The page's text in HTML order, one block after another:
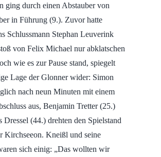
ging durch einen Abstauber von
in Führung (9.). Zuvor hatte
Schlussmann Stephan Leuverink
von Felix Michael nur abklatschen
wie es zur Pause stand, spiegelt
Lage der Glonner wider: Simon
nach neun Minuten mit einem
aus, Benjamin Tretter (25.)
Dressel (44.) drehten den Spielstand
Kirchseeon. Kneißl und seine
sich einig: „Das wollten wir